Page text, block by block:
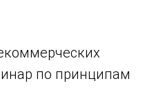
по принципам